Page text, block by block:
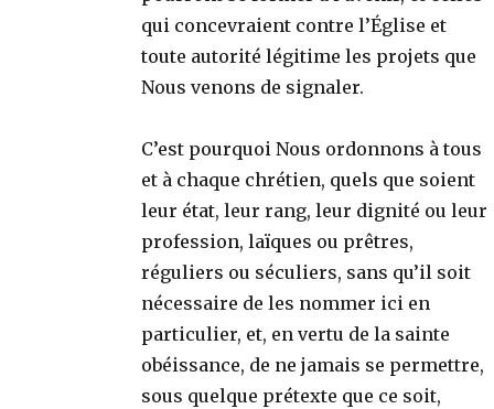
qui concevraient contre l’Église et
toute autorité légitime les projets que
Nous venons de signaler.
C’est pourquoi Nous ordonnons à tous
et à chaque chrétien, quels que soient
leur état, leur rang, leur dignité ou leur
profession, laïques ou prêtres,
réguliers ou séculiers, sans qu’il soit
nécessaire de les nommer ici en
particulier, et, en vertu de la sainte
obéissance, de ne jamais se permettre,
sous quelque prétexte que ce soit,